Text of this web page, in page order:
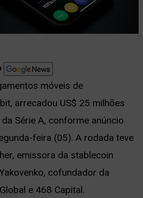
móveis de
arrecadou US$ 25 milhões
Série A, conforme anúncio
feira (05). A rodada teve
emissora da stablecoin
cofundador da
e 468 Capital.